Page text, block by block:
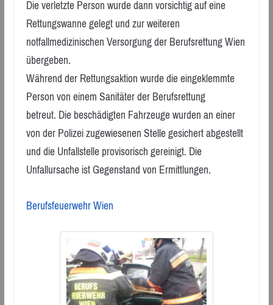
Die verletzte Person wurde dann vorsichtig auf eine
Rettungswanne gelegt und zur weiteren
notfallmedizinischen Versorgung der Berufsrettung Wien
übergeben.
Während der Rettungsaktion wurde die eingeklemmte
Person von einem Sanitäter der Berufsrettung
betreut. Die beschädigten Fahrzeuge wurden an einer
von der Polizei zugewiesenen Stelle gesichert abgestellt
und die Unfallstelle provisorisch gereinigt. Die
Unfallursache ist Gegenstand von Ermittlungen.
Berufsfeuerwehr Wien